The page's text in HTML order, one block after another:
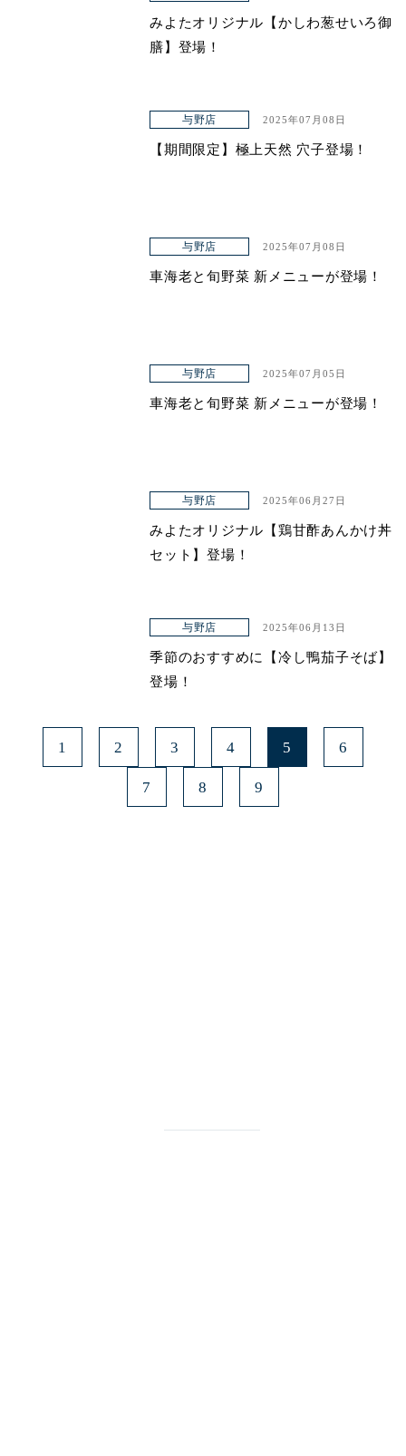
みよたオリジナル【かしわ葱せいろ御
膳】登場！
与野店 2025年07月08日
【期間限定】極上天然 穴子登場！
与野店 2025年07月08日
車海老と旬野菜 新メニューが登場！
与野店 2025年07月05日
車海老と旬野菜 新メニューが登場！
与野店 2025年06月27日
みよたオリジナル【鶏甘酢あんかけ丼
セット】登場！
与野店 2025年06月13日
季節のおすすめに【冷し鴨茄子そば】
登場！
1 2 3 4 5 6
7 8 9